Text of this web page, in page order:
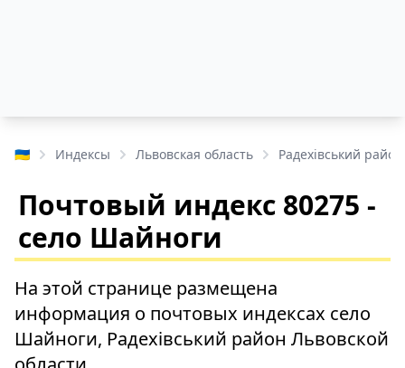
🇺🇦 Индексы Львовская область Радехівський район
Почтовый индекс 80275 -
село Шайноги
На этой странице размещена
информация о почтовых индексах село
Шайноги, Радехівський район Львовской